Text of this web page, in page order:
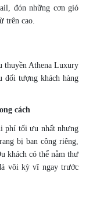
đón những cơn gió
trên cao.
thuyền Athena Luxury
đối tượng khách hàng
cách
phí tối ưu nhất nhưng
bị ban công riêng,
khách có thể nằm thư
vôi kỳ vĩ ngay trước